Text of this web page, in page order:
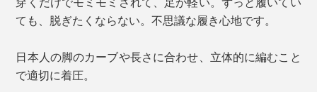
ても、脱ぎたくならない。不思議な履き心地です。
日本人の脚のカーブや長さに合わせ、立体的に編むこと
で適切に着圧。